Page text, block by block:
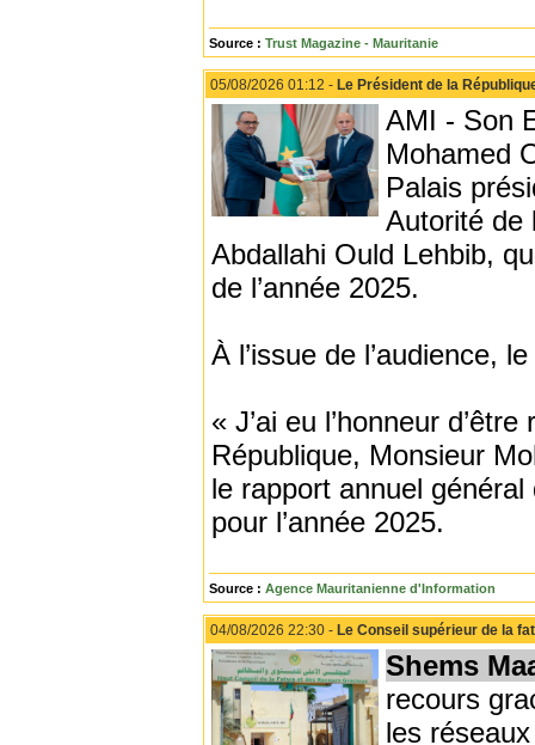
Source : Trust Magazine - Mauritanie
05/08/2026 01:12 - Le Président de la
AMI - Son
Mohamed
Palais
Autorité de
Abdallahi Ould Lehbib,
de l’année 2025.
À l’issue de l’audience,
« J’ai eu l’honneur
République, Monsieur
le rapport annuel
pour l’année 2025.
Source : Agence Mauritanienne d'Information
04/08/2026 22:30 - Le Conseil supérieur de la
Shems
recours
les